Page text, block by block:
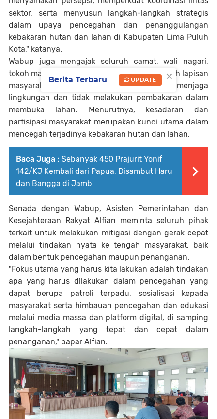
sektor, serta menyusun langkah-langkah strategis
dalam upaya pencegahan dan penanggulangan
kebakaran hutan dan lahan di Kabupaten Lima Puluh
Kota," katanya.
Wabup juga mengajak seluruh camat, wali nagari,
tokoh masyarakat, kelompok tani, serta seluruh lapisan
masyarakat untuk berperan aktif dalam menjaga
lingkungan dan tidak melakukan pembakaran dalam
membuka lahan. Menurutnya, kesadaran dan
partisipasi masyarakat merupakan kunci utama dalam
mencegah terjadinya kebakaran hutan dan lahan.
Baca Juga : Sebanyak 450 Prajurit Yonif
142/KJ Kembali dari Papua, Disambut Haru
dan Bangga di Jambi
Senada dengan Wabup, Asisten Pemerintahan dan
Kesejahteraan Rakyat Alfian meminta seluruh pihak
terkait untuk melakukan mitigasi dengan gerak cepat
melalui tindakan nyata ke tengah masyarakat, baik
dalam bentuk pencegahan maupun penanganan.
"Fokus utama yang harus kita lakukan adalah tindakan
apa yang harus dilakukan dalam pencegahan yang
dapat berupa patroli terpadu, sosialisasi kepada
masyarakat serta himbauan pencegahan dan edukasi
melalui media massa dan platform digital, di samping
langkah-langkah yang tepat dan cepat dalam
penanganan," papar Alfian.
×
Berita Terbaru UPDATE